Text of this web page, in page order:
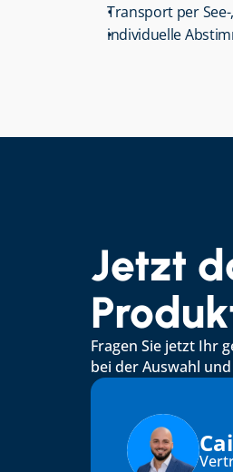
Transport per
individuelle
Jetzt
Fragen Sie jetzt Ihr
bei der Auswahl